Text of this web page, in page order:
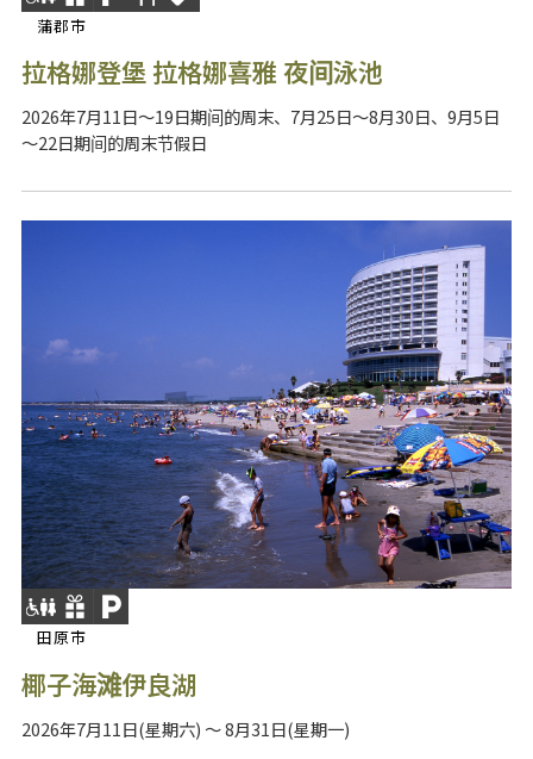
蒲郡市
拉格娜登堡 拉格娜喜雅 夜间泳池
2026年7月11日～19日期间的周末、7月25日～8月30日、9月5日
～22日期间的周末节假日
田原市
椰子海滩伊良湖
2026年7月11日(星期六) ～ 8月31日(星期一)